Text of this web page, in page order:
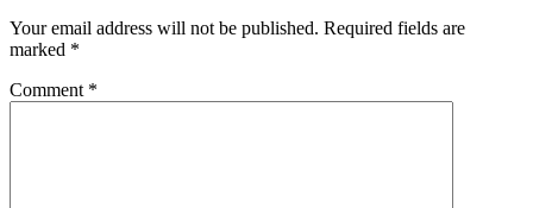
Your email address will not be published. Required fields are
marked *
Comment *